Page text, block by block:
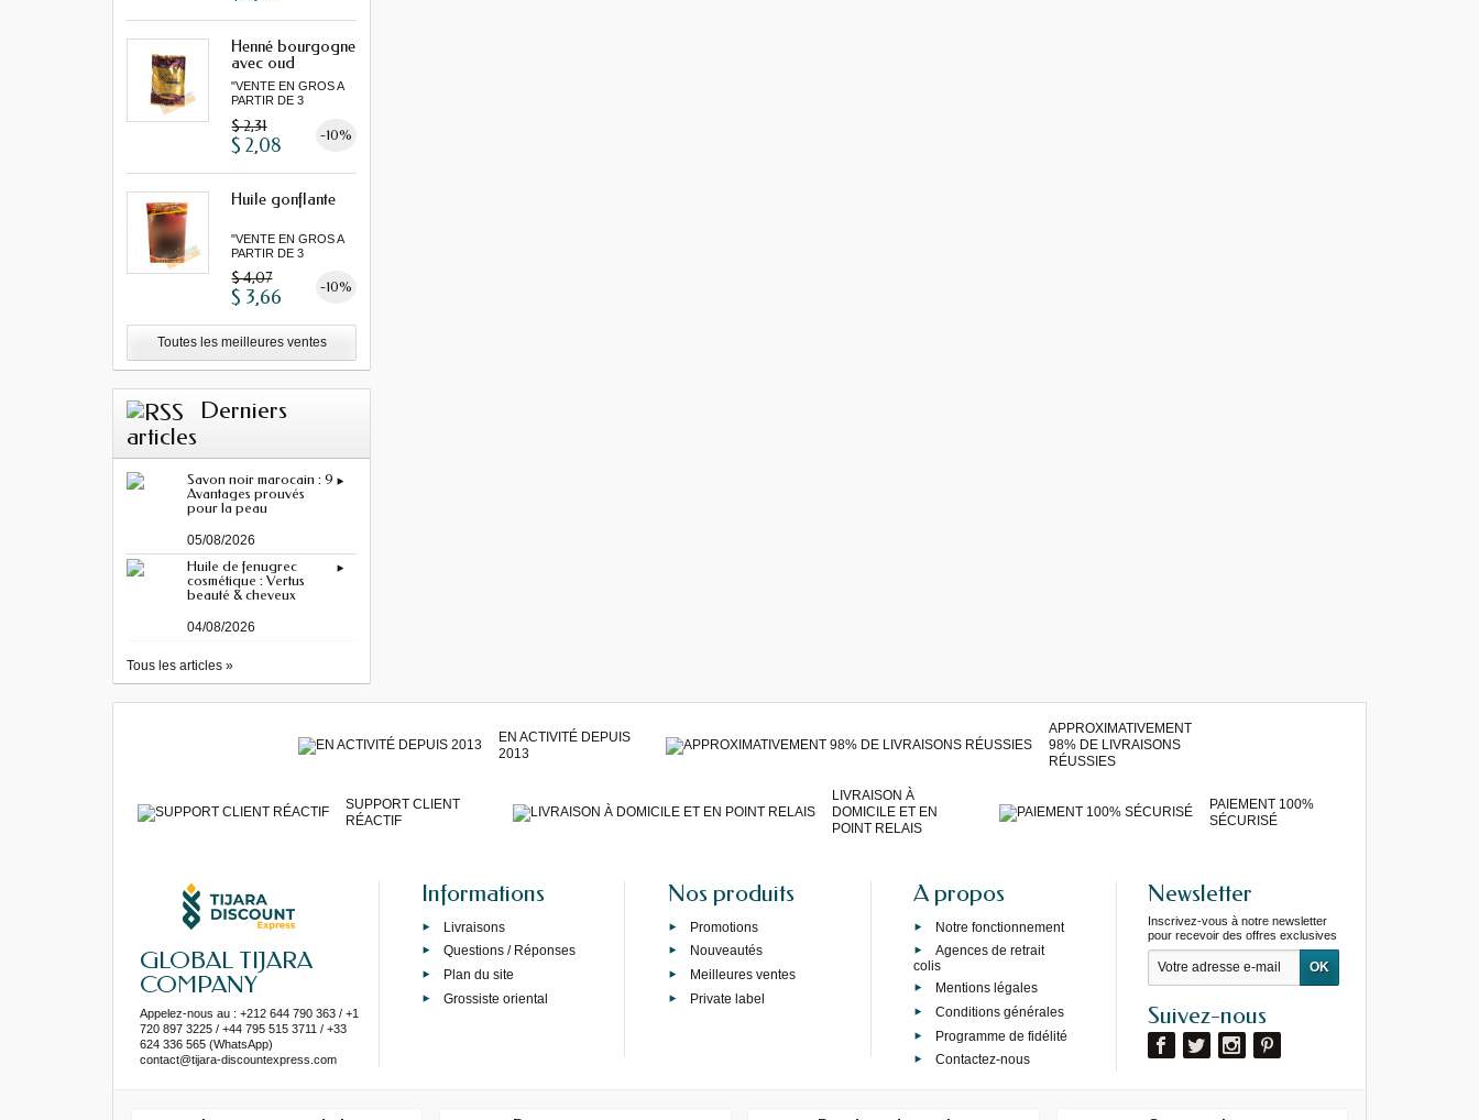
Henné bourgogne
avec oud
"VENTE EN GROS A
PARTIR DE 3
$ 2,31 -10%
$ 2,08
Huile gonflante
"VENTE EN GROS A
PARTIR DE 3
$ 4,07 -10%
$ 3,66
Toutes les meilleures ventes
Derniers
articles
Savon noir marocain : 9
Avantages prouvés
pour la peau
05/08/2026
Huile de fenugrec
cosmétique : Vertus
beauté & cheveux
04/08/2026
Tous les articles »
EN ACTIVITÉ DEPUIS
2013
APPROXIMATIVEMENT
98% DE LIVRAISONS
RÉUSSIES
SUPPORT CLIENT
RÉACTIF
LIVRAISON À
DOMICILE ET EN
POINT RELAIS
PAIEMENT 100%
SÉCURISÉ
GLOBAL TIJARA
COMPANY
Appelez-nous au : +212 644 790 363 / +1
720 897 3225 / +44 795 515 3711 / +33
624 336 565 (WhatsApp)
contact@tijara-discountexpress.com
Informations
Livraisons
Questions / Réponses
Plan du site
Grossiste oriental
Nos produits
Promotions
Nouveautés
Meilleures ventes
Private label
A propos
Notre fonctionnement
Agences de retrait
colis
Mentions légales
Conditions générales
Programme de fidélité
Contactez-nous
Newsletter
Inscrivez-vous à notre newsletter
pour recevoir des offres exclusives
Suivez-nous